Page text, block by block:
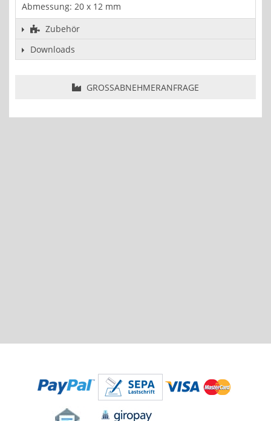
Abmessung: 20 x 12 mm
Zubehör
Downloads
GROSSABNEHMERANFRAGE